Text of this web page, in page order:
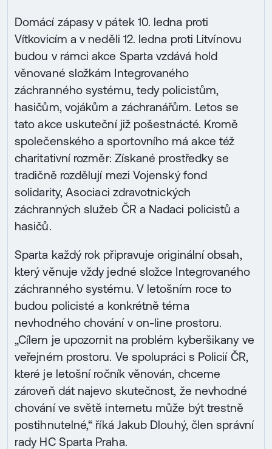
Domácí zápasy v pátek 10. ledna proti
Vítkovicím a v neděli 12. ledna proti Litvínovu
budou v rámci akce Sparta vzdává hold
věnované složkám Integrovaného
záchranného systému, tedy policistům,
hasičům, vojákům a záchranářům. Letos se
tato akce uskuteční již pošestnácté. Kromě
společenského a sportovního má akce též
charitativní rozměr: Získané prostředky se
tradičně rozdělují mezi Vojenský fond
solidarity, Asociaci zdravotnických
záchranných služeb ČR a Nadaci policistů a
hasičů.
Sparta každý rok připravuje originální obsah,
který věnuje vždy jedné složce Integrovaného
záchranného systému. V letošním roce to
budou policisté a konkrétně téma
nevhodného chování v on-line prostoru.
„Cílem je upozornit na problém kyberšikany ve
veřejném prostoru. Ve spolupráci s Policií ČR,
které je letošní ročník věnován, chceme
zároveň dát najevo skutečnost, že nevhodné
chování ve světě internetu může být trestně
postihnutelné,“ říká Jakub Dlouhý, člen správní
rady HC Sparta Praha.